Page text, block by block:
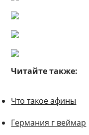
Читайте также:
Что такое афины
Германия г веймар